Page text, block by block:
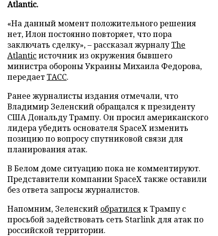
Atlantic.
«На данный момент положительного решения
нет, Илон постоянно повторяет, что пора
заключать сделку», – рассказал журналуThe
Atlanticисточник из окружения бывшего
министра обороны Украины Михаила Федорова,
передаетТАСС.
Ранее журналисты издания отмечали, что
Владимир Зеленский обращался к президенту
США Дональду Трампу. Он просил американского
лидера убедить основателя SpaceX изменить
позицию по вопросу спутниковой связи для
планирования атак.
В Белом доме ситуацию пока не комментируют.
Представители компании SpaceX также оставили
без ответа запросы журналистов.
Напомним, Зеленский обратилсяк Трампу с
просьбой задействовать сеть Starlink для атак по
российской территории.